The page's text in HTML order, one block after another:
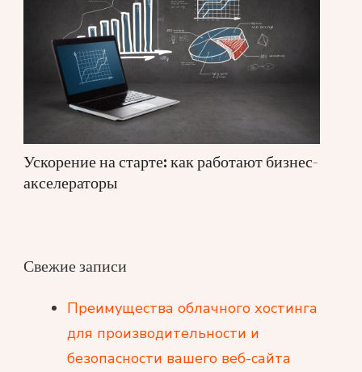
Ускорение на старте: как работают бизнес-
акселераторы
Свежие записи
Преимущества облачного хостинга
для производительности и
безопасности вашего веб-сайта